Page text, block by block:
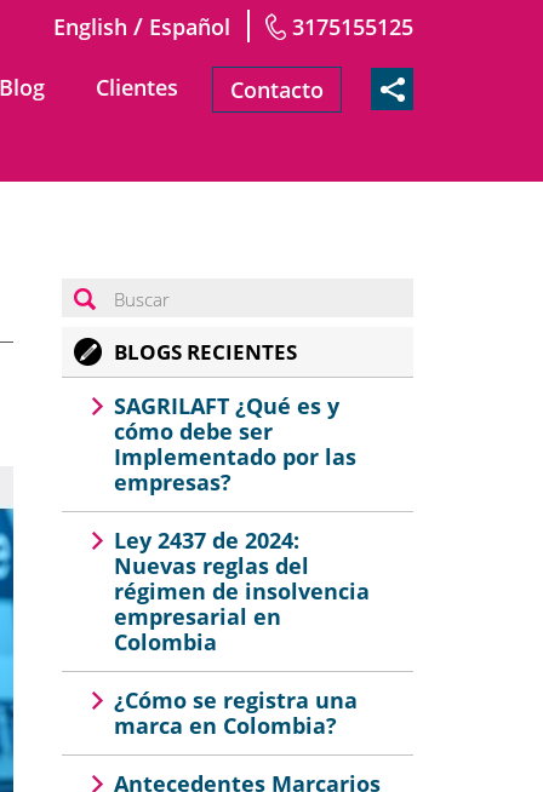
English / Español 3175155125
Blog Clientes Contacto
BLOGS RECIENTES
SAGRILAFT ¿Qué es y
cómo debe ser
Implementado por las
empresas?
Ley 2437 de 2024:
Nuevas reglas del
régimen de insolvencia
empresarial en
Colombia
¿Cómo se registra una
marca en Colombia?
Antecedentes Marcarios